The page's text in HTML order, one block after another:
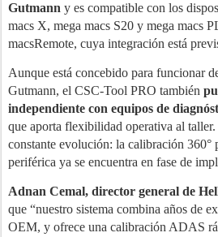
Gutmann y es compatible con los
macs X, mega macs S20 y mega macs
macsRemote, cuya integración está
Aunque está concebido para funcionar
Gutmann, el CSC-Tool PRO también
independiente con equipos de
que aporta flexibilidad operativa al taller.
constante evolución: la calibración 360°
periférica ya se encuentra en fase de
Adnan Cemal, director general de
que “nuestro sistema combina años de
OEM, y ofrece una calibración ADAS